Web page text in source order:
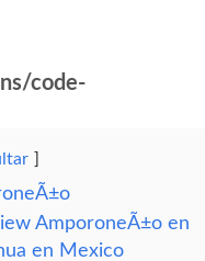
code-
AmporoneÃ±o en
en Mexico